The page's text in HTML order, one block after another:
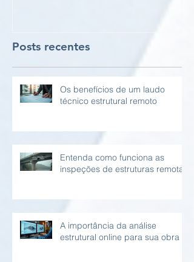
Posts recentes
Os benefícios de um laudo
técnico estrutural remoto
Entenda como funciona as
inspeções de estruturas remotas
A importância da análise
estrutural online para sua obra